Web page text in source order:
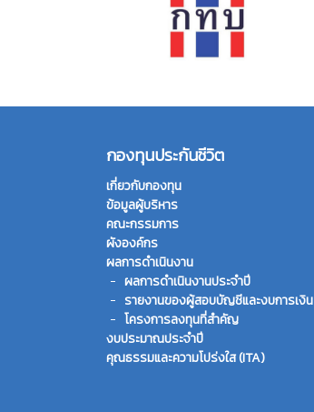
กองทุนประกันชีวิต
เกี่ยวกับกองทุน
ข้อมูลผู้บริหาร
คณะกรรมการ
ผังองค์กร
ผลการดำเนินงาน
ผลการดำเนินงานประจำปี
รายงานของผู้สอบบัญชีและงบการเงิน
โครงการลงทุนที่สำคัญ
งบประมาณประจำปี
คุณธรรมและความโปร่งใส (ITA)